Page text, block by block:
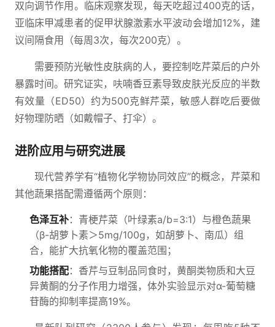
双向调节作用。临床观察发现，每天吃超过400克的话，
亚临床甲减患者的促甲状腺激素水平波动会增加12%，建
议间隔食用（每周3次，每次200克）。
需要预防光敏性皮肤病的人，要控制吃芹菜后的户外
暴露时间。研究证实，呋喃香豆素导致皮肤光反应的半数
有效量（ED50）约为500克鲜芹菜，敏感人群吃后要做
好物理防晒（如戴帽子、打伞）。
进阶应用与研究进展
现代营养学有“植物化学物协同效应”的概念，芹菜和
其他蔬果搭配需遵循两个原则：
色泽互补：青梗芹菜（叶绿素a/b=3:1）与橙色蔬果
（β-胡萝卜素＞5mg/100g，如胡萝卜、南瓜）组
合，能扩大抗氧化物的覆盖范围；
功能搭配：香芹与豆制品同食时，黄酮类物质和大豆
异黄酮的分子作用力增强，体外实验显示对α-葡萄糖
苷酶的抑制率提高19%。